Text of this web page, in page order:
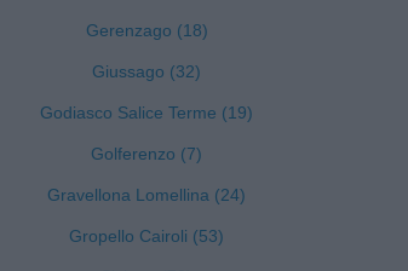
Gerenzago (18)
Giussago (32)
Godiasco Salice Terme (19)
Golferenzo (7)
Gravellona Lomellina (24)
Gropello Cairoli (53)